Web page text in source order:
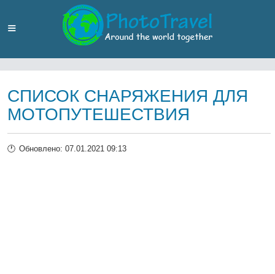
СПИСОК СНАРЯЖЕНИЯ ДЛЯ
МОТОПУТЕШЕСТВИЯ
Обновлено: 07.01.2021 09:13